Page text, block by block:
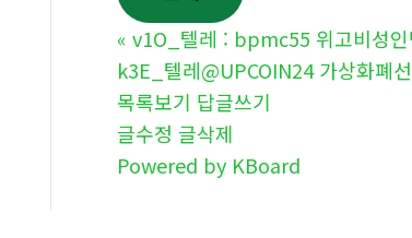
« v1O_텔레 : bpmc55 위고비성
k3E_텔레@UPCOIN24 가상화폐
목록보기 답글쓰기
글수정 글삭제
Powered by KBoard